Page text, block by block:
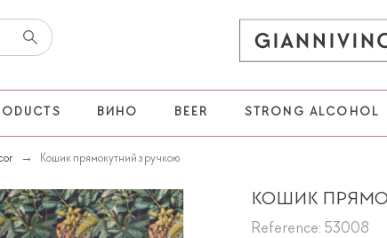
ВИНО BEER STRONG ALCOHOL
Кошик прямокутний з ручкою
КОШИК
Reference: 53008